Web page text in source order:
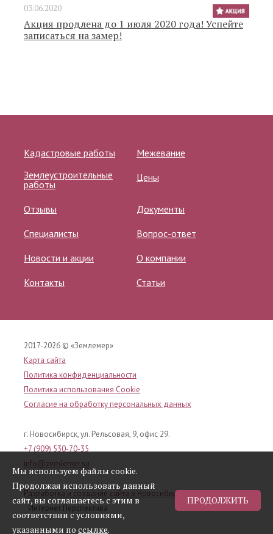
03.06.2020
Акция продлена до 1 июля 2020 года! Успейте
записаться на замер!
Кадастровые работы
Межевание
Землеустроительные
работы
Цены
Отзывы
Документы
Специалисты
Вопрос-ответ
Новости и акции
О компании
Контакты
Статьи
2017-2026 © «Землемер»
Карта сайта
Политика конфиденциальности
Политика использования Cookie
Согласие на обработку персональных данных
г. Новосибирск, ул. Рельсовая, 9, офис 29.
+7 (909) 530-70-35
info@zemlemer.su
Разработка и создание сайта в Новосибирске
Интернет Перспектива
Мы используем файлы cookie.
Продолжая использовать данный
сайт, вы соглашаетесь с этим в
соответствии с условиями,
указанными по ссылке.
ПРОДОЛЖИТЬ